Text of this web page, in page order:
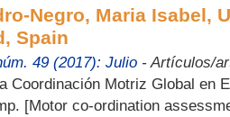
Negro, Maria Isabel,
Spain
49 (2017): Julio - Artículos/
Coordinación Motriz Global en
[Motor co-ordination